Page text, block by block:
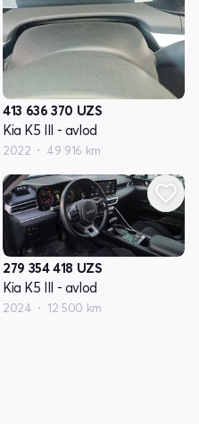
413 636 370 UZS
Kia K5 III - avlod
2022 49 916 km
279 354 418 UZS
Kia K5 III - avlod
2024 12 500 km